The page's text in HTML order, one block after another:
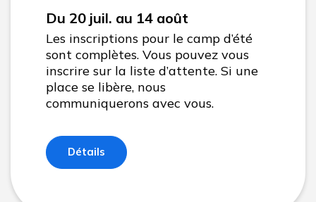
Du 20 juil. au 14 août
Les inscriptions pour le camp d’été
sont complètes. Vous pouvez vous
inscrire sur la liste d’attente. Si une
place se libère, nous
communiquerons avec vous.
Détails